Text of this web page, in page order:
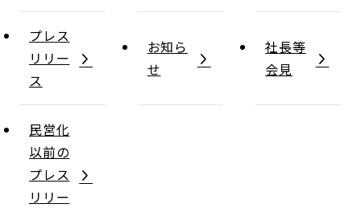
プレス
リリー
ス
お知ら
せ
社長等
会見
民営化
以前の
プレス
リリー